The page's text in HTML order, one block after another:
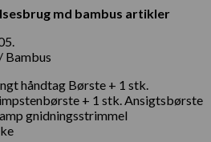
md bambus artikler
Bambus
håndtag Børste + 1 stk.
+ 1 stk. Ansigtsbørste
gnidningsstrimmel